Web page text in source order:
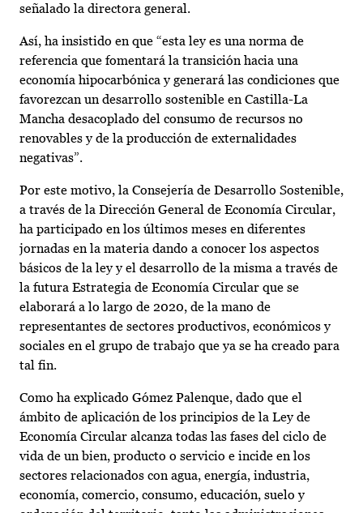
señalado la directora general.
Así, ha insistido en que “esta ley es una norma de
referencia que fomentará la transición hacia una
economía hipocarbónica y generará las condiciones que
favorezcan un desarrollo sostenible en Castilla-La
Mancha desacoplado del consumo de recursos no
renovables y de la producción de externalidades
negativas”.
Por este motivo, la Consejería de Desarrollo Sostenible,
a través de la Dirección General de Economía Circular,
ha participado en los últimos meses en diferentes
jornadas en la materia dando a conocer los aspectos
básicos de la ley y el desarrollo de la misma a través de
la futura Estrategia de Economía Circular que se
elaborará a lo largo de 2020, de la mano de
representantes de sectores productivos, económicos y
sociales en el grupo de trabajo que ya se ha creado para
tal fin.
Como ha explicado Gómez Palenque, dado que el
ámbito de aplicación de los principios de la Ley de
Economía Circular alcanza todas las fases del ciclo de
vida de un bien, producto o servicio e incide en los
sectores relacionados con agua, energía, industria,
economía, comercio, consumo, educación, suelo y